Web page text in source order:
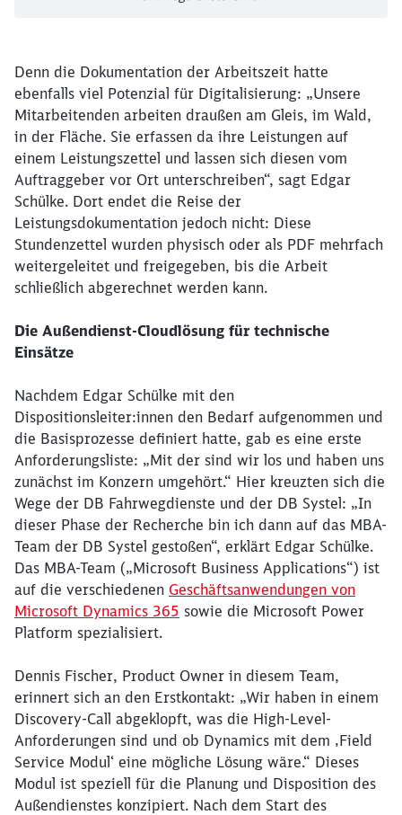
Denn die Dokumentation der Arbeitszeit hatte
ebenfalls viel Potenzial für Digitalisierung: „Unsere
Mitarbeitenden arbeiten draußen am Gleis, im Wald,
in der Fläche. Sie erfassen da ihre Leistungen auf
einem Leistungszettel und lassen sich diesen vom
Auftraggeber vor Ort unterschreiben“, sagt Edgar
Schülke. Dort endet die Reise der
Leistungsdokumentation jedoch nicht: Diese
Stundenzettel wurden physisch oder als PDF mehrfach
weitergeleitet und freigegeben, bis die Arbeit
schließlich abgerechnet werden kann.
Die Außendienst-Cloudlösung für technische
Einsätze
Nachdem Edgar Schülke mit den
Dispositionsleiter:innen den Bedarf aufgenommen und
die Basisprozesse definiert hatte, gab es eine erste
Anforderungsliste: „Mit der sind wir los und haben uns
zunächst im Konzern umgehört.“ Hier kreuzten sich die
Wege der DB Fahrwegdienste und der DB Systel: „In
dieser Phase der Recherche bin ich dann auf das MBA-
Team der DB Systel gestoßen“, erklärt Edgar Schülke.
Das MBA-Team („Microsoft Business Applications“) ist
auf die verschiedenen Geschäftsanwendungen von
Microsoft Dynamics 365 sowie die Microsoft Power
Platform spezialisiert.
Dennis Fischer, Product Owner in diesem Team,
erinnert sich an den Erstkontakt: „Wir haben in einem
Discovery-Call abgeklopft, was die High-Level-
Anforderungen sind und ob Dynamics mit dem ‚Field
Service Modul‘ eine mögliche Lösung wäre.“ Dieses
Modul ist speziell für die Planung und Disposition des
Außendienstes konzipiert. Nach dem Start des
Schließen
Möchten Sie zu
Abbrechen Weiter